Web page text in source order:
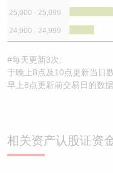
25,000 - 25,099
24,900 - 24,999
#每天更新3次:
于晚上8点及10点更新当日
早上8点更新前交易日的数据
相关资产认股证资